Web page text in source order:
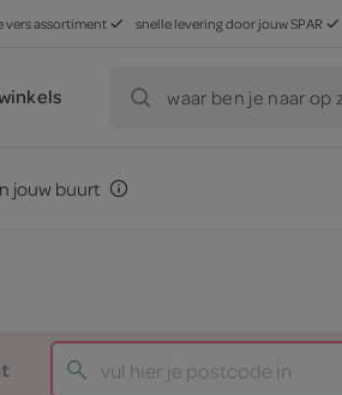
vers assortiment snelle levering door jouw SPAR
waar ben je naar op
jouw buurt